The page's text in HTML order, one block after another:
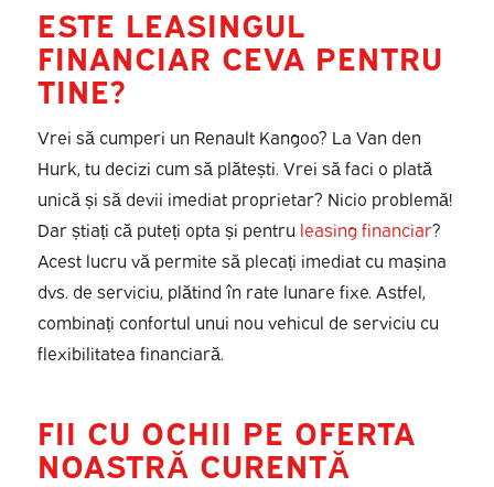
ESTE LEASINGUL
FINANCIAR CEVA PENTRU
TINE?
Vrei să cumperi un Renault Kangoo? La Van den
Hurk, tu decizi cum să plătești. Vrei să faci o plată
unică și să devii imediat proprietar? Nicio problemă!
Dar știați că puteți opta și pentru leasing financiar?
Acest lucru vă permite să plecați imediat cu mașina
dvs. de serviciu, plătind în rate lunare fixe. Astfel,
combinați confortul unui nou vehicul de serviciu cu
flexibilitatea financiară.
FII CU OCHII PE OFERTA
NOASTRĂ CURENTĂ